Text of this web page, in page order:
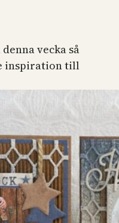
vecka så
inspiration till